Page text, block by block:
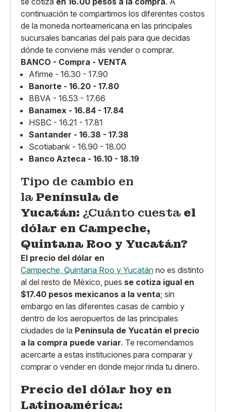
continuación te compartimos los diferentes costos
de la moneda norteamericana en las principales
sucursales bancarias del país para que decidas
dónde te conviene más vender o comprar.
BANCO - Compra - VENTA
Afirme - 16.30 - 17.90
Banorte - 16.20 - 17.80
BBVA - 16.53 - 17.66
Banamex - 16.84 - 17.84
HSBC - 16.21 - 17.81
Santander - 16.38 - 17.38
Scotiabank - 16.90 - 18.00
Banco Azteca - 16.10 - 18.19
Tipo de cambio en
la Península de
Yucatán: ¿Cuánto cuesta el
dólar en Campeche,
Quintana Roo y Yucatán?
El precio del dólar en
Campeche, Quintana Roo y Yucatán no es distinto
al del resto de México, pues se cotiza igual en
$17.40 pesos mexicanos a la venta; sin
embargo en las diferentes casas de cambio y
dentro de los aeropuertos de las principales
ciudades de la Península de Yucatán el precio
a la compra puede variar. Te recomendamos
acercarte a estas instituciones para comparar y
comprar o vender en donde mejor rinda tu dinero.
Precio del dólar hoy en
Latinoamérica: